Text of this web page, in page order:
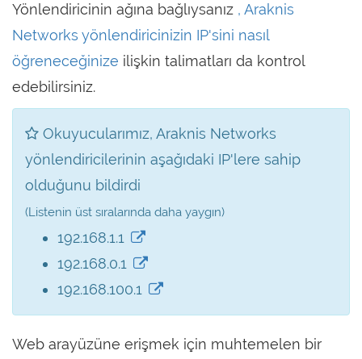
Yönlendiricinin ağına bağlıysanız , Araknis
Networks yönlendiricinizin IP'sini nasıl
öğreneceğinize ilişkin talimatları da kontrol
edebilirsiniz.
Okuyucularımız, Araknis Networks
yönlendiricilerinin aşağıdaki IP'lere sahip
olduğunu bildirdi
(Listenin üst sıralarında daha yaygın)
192.168.1.1
192.168.0.1
192.168.100.1
Web arayüzüne erişmek için muhtemelen bir